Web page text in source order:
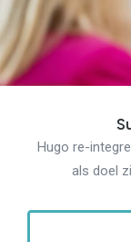
Hugo re-
als doel